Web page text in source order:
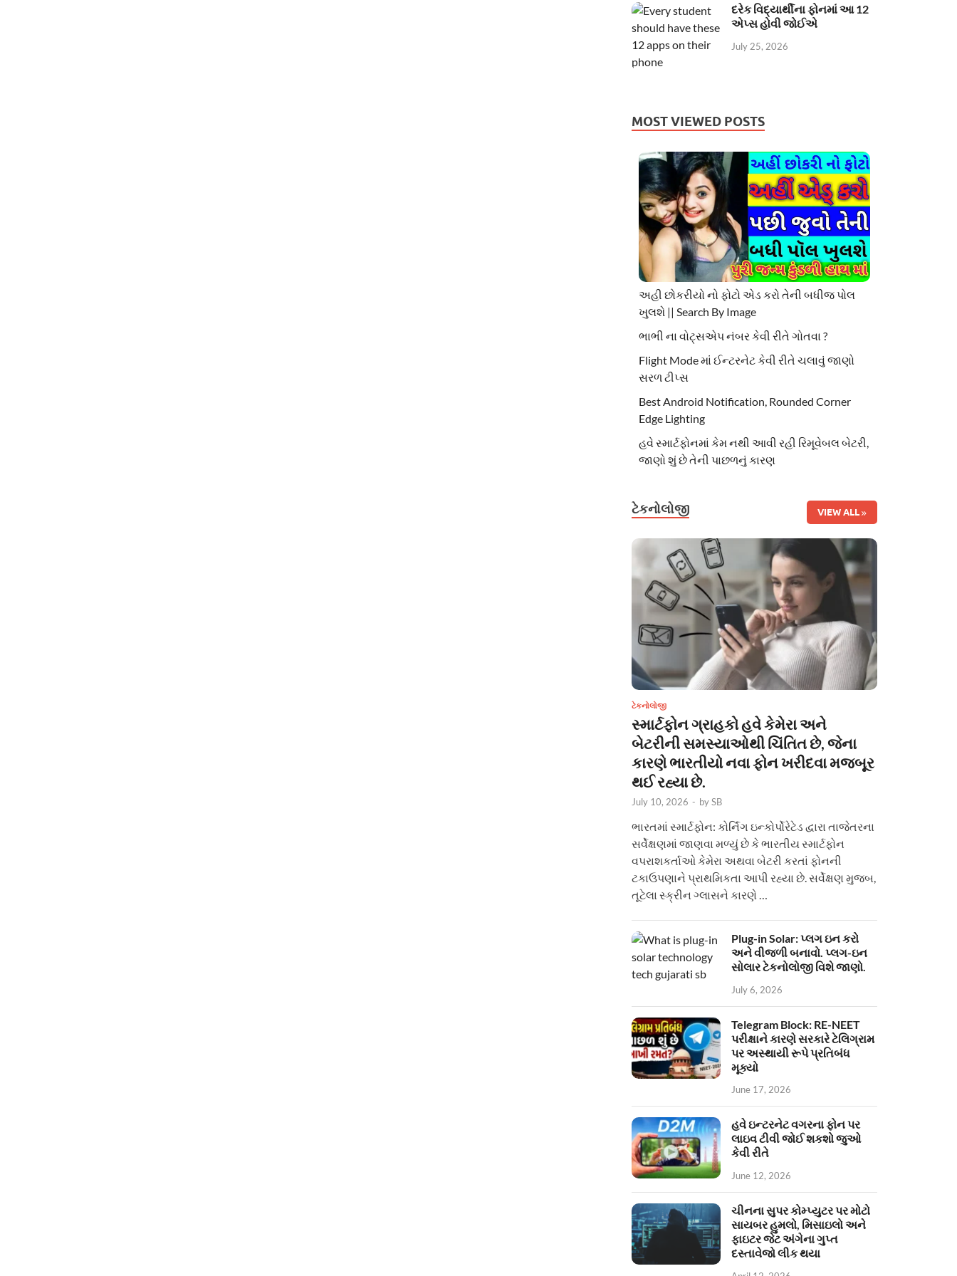
દરેક વિદ્યાર્થીના ફોનમાં આ 12
એપ્સ હોવી જોઈએ
July 25, 2026
MOST VIEWED POSTS
અહી છોકરીયો નો ફોટો એડ કરો તેની બધીજ પોલ
ખુલશે || Search By Image
ભાભી ના વોટ્સએપ નંબર કેવી રીતે ગોતવા ?
Flight Mode માં ઈન્ટરનેટ કેવી રીતે ચલાવું જાણો
સરળ ટીપ્સ
Best Android Notification, Rounded Corner
Edge Lighting
હવે સ્માર્ટફોનમાં કેમ નથી આવી રહી રિમૂવેબલ બેટરી,
જાણો શું છે તેની પાછળનું કારણ
ટેકનોલોજી VIEW ALL
ટેકનોલોજી
સ્માર્ટફોન ગ્રાહકો હવે કેમેરા અને
બેટરીની સમસ્યાઓથી ચિંતિત છે, જેના
કારણે ભારતીયો નવા ફોન ખરીદવા મજબૂર
થઈ રહ્યા છે.
July 10, 2026 - bySB
ભારતમાં સ્માર્ટફોન: કોર્નિંગ ઇન્કોર્પોરેટેડ દ્વારા તાજેતરના
સર્વેક્ષણમાં જાણવા મળ્યું છે કે ભારતીય સ્માર્ટફોન
વપરાશકર્તાઓ કેમેરા અથવા બેટરી કરતાં ફોનની
ટકાઉપણાને પ્રાથમિકતા આપી રહ્યા છે. સર્વેક્ષણ મુજબ,
તૂટેલા સ્ક્રીન ગ્લાસને કારણે …
Plug-in Solar: પ્લગ ઇન કરો
અને વીજળી બનાવો. પ્લગ-ઇન
સોલાર ટેકનોલોજી વિશે જાણો.
July 6, 2026
Telegram Block: RE-NEET
પરીક્ષાને કારણે સરકારે ટેલિગ્રામ
પર અસ્થાયી રૂપે પ્રતિબંધ
મૂક્યો
June 17, 2026
હવે ઇન્ટરનેટ વગરના ફોન પર
લાઇવ ટીવી જોઈ શકશો જુઓ
કેવી રીતે
June 12, 2026
ચીનના સુપર કોમ્પ્યુટર પર મોટો
સાયબર હુમલો, મિસાઇલો અને
ફાઇટર જેટ અંગેના ગુપ્ત
દસ્તાવેજો લીક થયા